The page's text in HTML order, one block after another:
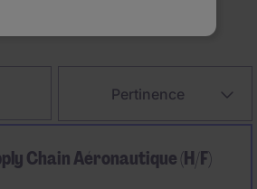
Pertinence
Chain Aéronautique (H/F)